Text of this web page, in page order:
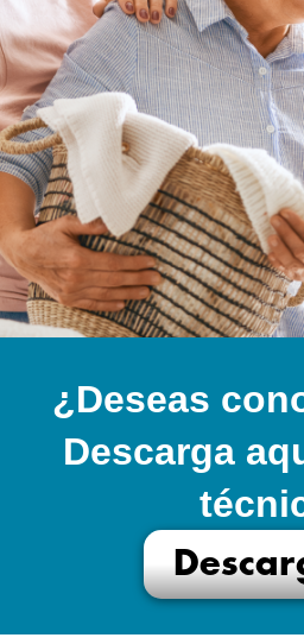
¿Deseas
Descarga